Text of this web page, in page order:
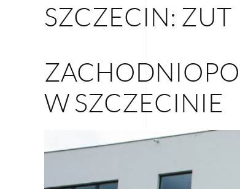
SZCZECIN: ZUT
W SZCZECINIE